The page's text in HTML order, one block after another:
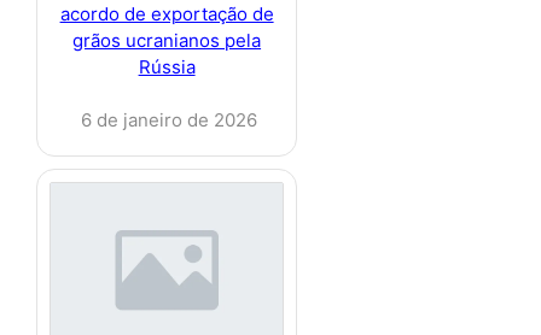
acordo de exportação de
grãos ucranianos pela
Rússia
6 de janeiro de 2026